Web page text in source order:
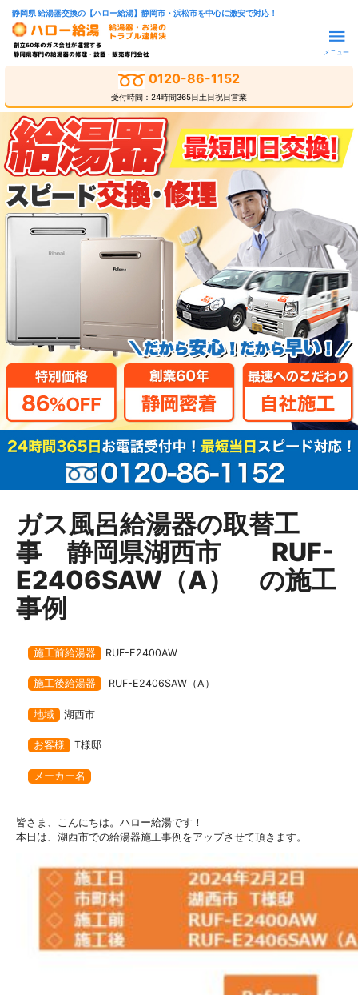
静岡県 給湯器交換の【ハロー給湯】静岡市・浜松市を中心に激安で対応！
メニュー
0120-86-1152
受付時間：24時間365日土日祝日営業
ガス風呂給湯器の取替工
事 静岡県湖西市 RUF-
E2406SAW（A） の施工
事例
施工前給湯器 RUF-E2400AW
施工後給湯器 RUF-E2406SAW（A）
地域 湖西市
お客様 T様邸
メーカー名
皆さま、こんにちは。ハロー給湯です！
本日は、湖西市での給湯器施工事例をアップさせて頂きます。